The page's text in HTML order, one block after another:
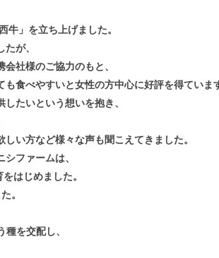
牛」を立ち上げました。
が、
社様のご協力のもと、
食べやすいと女性の方中心に好評を得ていま
たいという想いを抱き、
い方など様々な声も聞こえてきました。
ファームは、
はじめました。
。
を交配し、